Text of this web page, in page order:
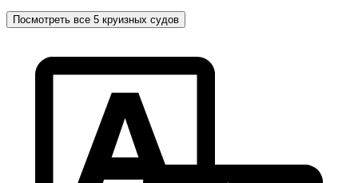
Посмотреть все 5 круизных судов